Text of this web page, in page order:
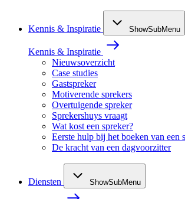
Kennis & Inspiratie ShowSubMenu
Kennis & Inspiratie
Nieuwsoverzicht
Case studies
Gastspreker
Motiverende sprekers
Overtuigende spreker
Sprekershuys vraagt
Wat kost een spreker?
Eerste hulp bij het boeken van een
De kracht van een dagvoorzitter
Diensten ShowSubMenu